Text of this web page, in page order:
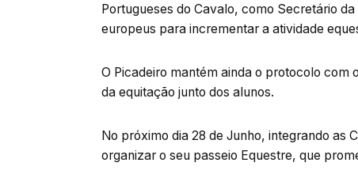
Portugueses do Cavalo, como Secretário
europeus para incrementar a atividade
O Picadeiro mantém ainda o protocolo com
da equitação junto dos alunos.
No próximo dia 28 de Junho, integrando as
organizar o seu passeio Equestre, que